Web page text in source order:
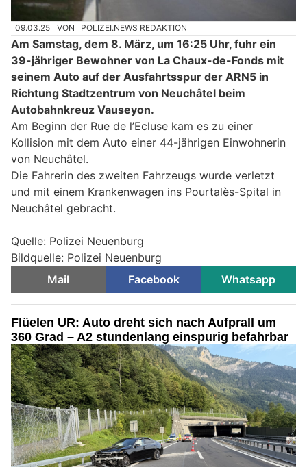
09.03.25 VON POLIZEI.NEWS REDAKTION
Am Samstag, dem 8. März, um 16:25 Uhr, fuhr ein
39-jähriger Bewohner von La Chaux-de-Fonds mit
seinem Auto auf der Ausfahrtsspur der ARN5 in
Richtung Stadtzentrum von Neuchâtel beim
Autobahnkreuz Vauseyon.
Am Beginn der Rue de l’Ecluse kam es zu einer
Kollision mit dem Auto einer 44-jährigen Einwohnerin
von Neuchâtel.
Die Fahrerin des zweiten Fahrzeugs wurde verletzt
und mit einem Krankenwagen ins Pourtalès-Spital in
Neuchâtel gebracht.
Quelle: Polizei Neuenburg
Bildquelle: Polizei Neuenburg
Mail
Facebook Whatsapp
Flüelen UR: Auto dreht sich nach Aufprall um
360 Grad – A2 stundenlang einspurig befahrbar